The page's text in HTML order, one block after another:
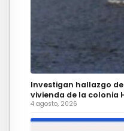
Investigan hallazgo
vivienda de la colonia
4 agosto, 2026